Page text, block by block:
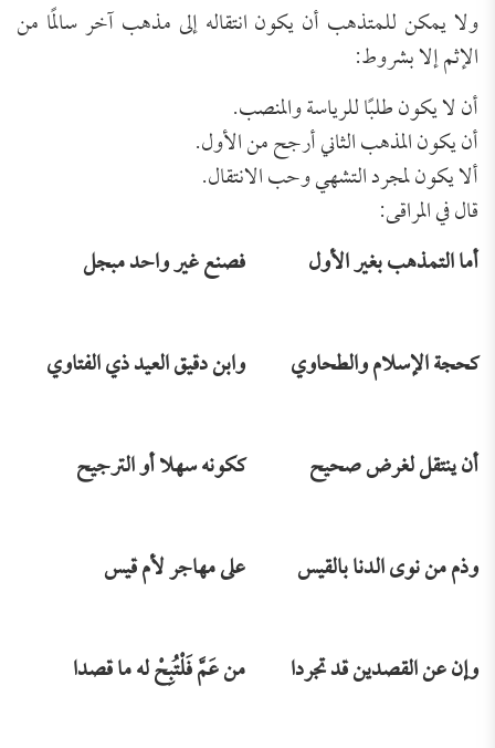
ولا يمكن للمتذهب أن يكون انتقاله إلى مذهب آخر سالمًا من
الإثم إلا بشروط:
أن لا يكون طلبًا للرياسة والمنصب.
أن يكون المذهب الثاني أرجح من الأول.
ألا يكون لمجرد التشهي وحب الانتقال.
قال في المراقى:
أما التمذهب بغير الأول
فصنع غير واحد مبجل
كحجة الإسلام والطحاوي وابن دقيق العيد ذي الفتاوي
أن ينتقل لغرض صحيح ككونه سهلا أو الترجيح
وذم من نوى الدنا بالقيس على مهاجر لأم قيس
وإن عن القصدين قد تجردا من عَمَّ فَلْتُبِحْ له ما قصدا